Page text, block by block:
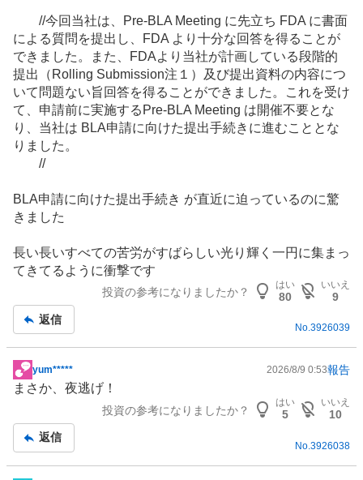
//今回当社は、Pre-BLA Meeting に先立ち FDA に書面
による質問を提出し、FDA より十分な回答を得ることが
できました。また、FDAより当社が計画している段階的
提出（Rolling Submission注１）及び提出資料の内容につ
いて問題ない旨回答を得ることができました。これを受け
て、申請前に実施するPre-BLA Meeting は開催不要とな
り、当社は BLA申請に向けた提出手続きに進むこととな
りました。
//
BLA申請に向けた提出手続き が直近に迫っているのに驚
きました
長い長いすべての苦労がすばらしい光り輝く一円に集まっ
てきてるように衝撃です
投資の参考になりましたか？
はい
80
いいえ
9
返信
No.3926039
掲
示
事
yum***** 2026/8/9 0:53報告
まさか、夜逃げ！
投資の参考になりましたか？
はい
5
いいえ
10
返信
No. 3926038